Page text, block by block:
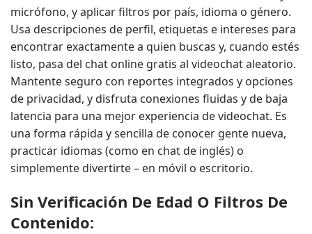
micrófono, y aplicar filtros por país, idioma o género.
Usa descripciones de perfil, etiquetas e intereses para
encontrar exactamente a quien buscas y, cuando estés
listo, pasa del chat online gratis al videochat aleatorio.
Mantente seguro con reportes integrados y opciones
de privacidad, y disfruta conexiones fluidas y de baja
latencia para una mejor experiencia de videochat. Es
una forma rápida y sencilla de conocer gente nueva,
practicar idiomas (como en chat de inglés) o
simplemente divertirte – en móvil o escritorio.
Sin Verificación De Edad O Filtros De
Contenido: